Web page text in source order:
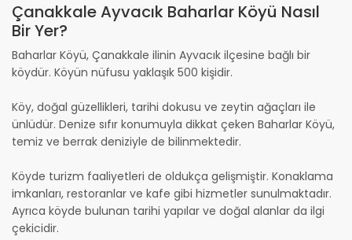
Çanakkale Ayvacık Baharlar Köyü Nasıl
Bir Yer?
Baharlar Köyü, Çanakkale ilinin Ayvacık ilçesine bağlı bir
köydür. Köyün nüfusu yaklaşık 500 kişidir.
Köy, doğal güzellikleri, tarihi dokusu ve zeytin ağaçları ile
ünlüdür. Denize sıfır konumuyla dikkat çeken Baharlar Köyü,
temiz ve berrak deniziyle de bilinmektedir.
Köyde turizm faaliyetleri de oldukça gelişmiştir. Konaklama
imkanları, restoranlar ve kafe gibi hizmetler sunulmaktadır.
Ayrıca köyde bulunan tarihi yapılar ve doğal alanlar da ilgi
çekicidir.